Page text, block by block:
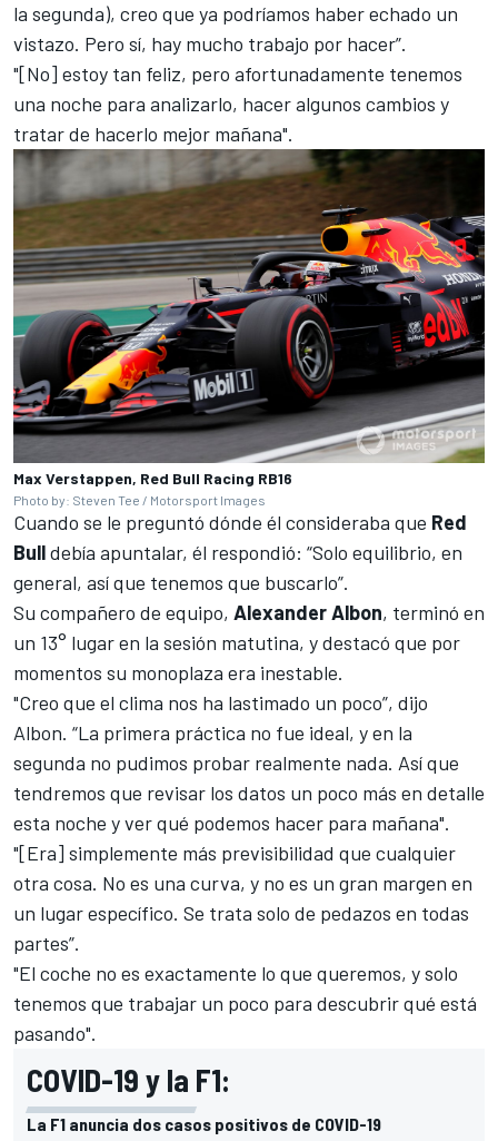
la segunda), creo que ya podríamos haber echado un
vistazo. Pero sí, hay mucho trabajo por hacer”.
"[No] estoy tan feliz, pero afortunadamente tenemos
una noche para analizarlo, hacer algunos cambios y
tratar de hacerlo mejor mañana".
Max Verstappen, Red Bull Racing RB16
Photo by: Steven Tee / Motorsport Images
Cuando se le preguntó dónde él consideraba que Red
Bulldebía apuntalar, él respondió: “Solo equilibrio, en
general, así que tenemos que buscarlo”.
Su compañero de equipo, Alexander Albon, terminó en
un 13° lugar en la sesión matutina, y destacó que por
momentos su monoplaza era inestable.
"Creo que el clima nos ha lastimado un poco”, dijo
Albon. “La primera práctica no fue ideal, y en la
segunda no pudimos probar realmente nada. Así que
tendremos que revisar los datos un poco más en detalle
esta noche y ver qué podemos hacer para mañana".
"[Era] simplemente más previsibilidad que cualquier
otra cosa. No es una curva, y no es un gran margen en
un lugar específico. Se trata solo de pedazos en todas
partes”.
"El coche no es exactamente lo que queremos, y solo
tenemos que trabajar un poco para descubrir qué está
pasando".
COVID-19 y la F1:
La F1 anuncia dos casos positivos de COVID-19